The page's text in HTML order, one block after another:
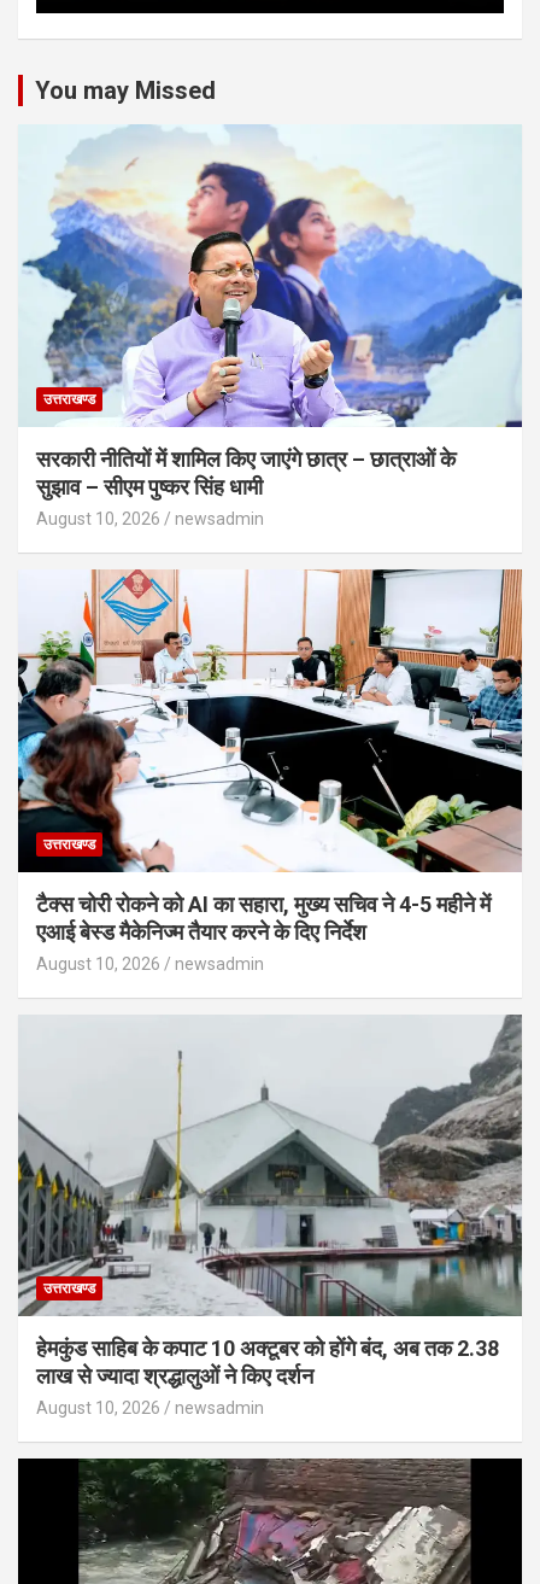
You may Missed
उत्तराखण्ड
सरकारी नीतियों में शामिल किए जाएंगे छात्र – छात्राओं के
सुझाव – सीएम पुष्कर सिंह धामी
August 10, 2026 newsadmin
उत्तराखण्ड
टैक्स चोरी रोकने को AI का सहारा, मुख्य सचिव ने 4-5 महीने में
एआई बेस्ड मैकेनिज्म तैयार करने के दिए निर्देश
August 10, 2026 newsadmin
उत्तराखण्ड
हेमकुंड साहिब के कपाट 10 अक्टूबर को होंगे बंद, अब तक 2.38
लाख से ज्यादा श्रद्धालुओं ने किए दर्शन
August 10, 2026 newsadmin